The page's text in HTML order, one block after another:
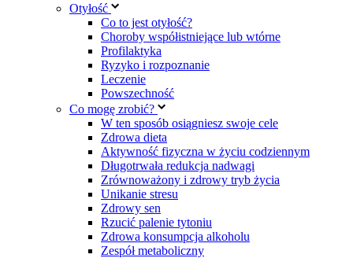
Otyłość
Co to jest otyłość?
Choroby współistniejące lub wtórne
Profilaktyka
Ryzyko i rozpoznanie
Leczenie
Powszechność
Co mogę zrobić?
W ten sposób osiągniesz swoje cele
Zdrowa dieta
Aktywność fizyczna w życiu codziennym
Długotrwała redukcja nadwagi
Zrównoważony i zdrowy tryb życia
Unikanie stresu
Zdrowy sen
Rzucić palenie tytoniu
Zdrowa konsumpcja alkoholu
Zespół metaboliczny